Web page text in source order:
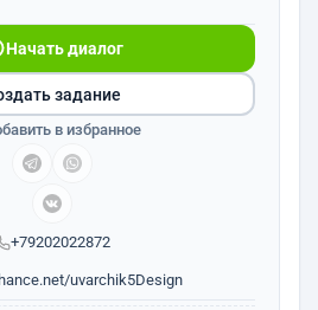
+79202022872
Начать диалог
uvarchik5Design
задание
в избранное